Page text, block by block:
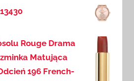
Rouge Drama
Matująca
196 French-